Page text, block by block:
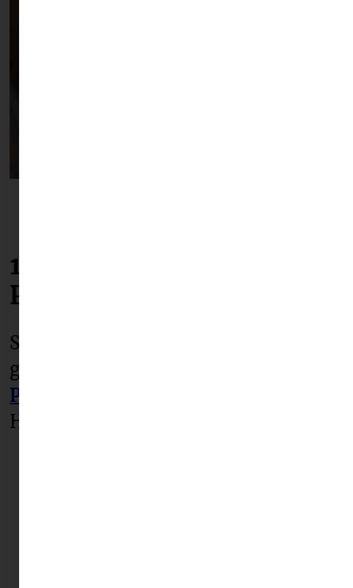
1 Schokoladen-Teig – 3
Plätzchen
Super easy, denn Ihr braucht nur
gleich drei verschiedene Sorten an
Plätzchen
Husarenkrapfen!